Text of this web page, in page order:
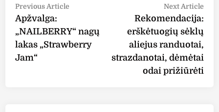
Post
navigation
Previous Article
Apžvalga:
„NAILBERRY“ nagų
lakas „Strawberry
Jam“
Next Article
Rekomendacija:
erškėtuogių sėklų
aliejus randuotai,
strazdanotai, dėmėtai
odai prižiūrėti